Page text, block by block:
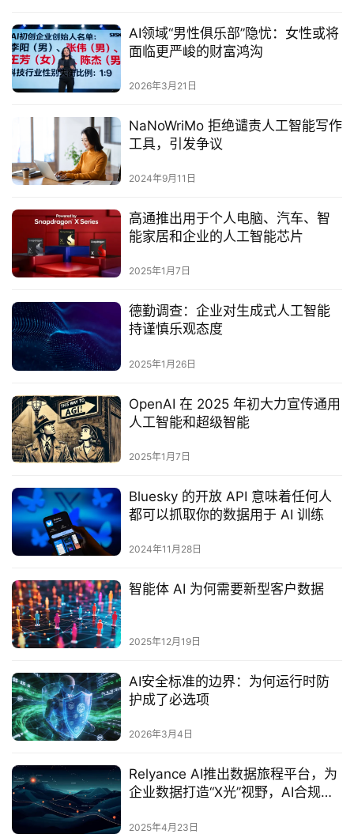
AI领域“男性俱乐部”隐忧：女性或将
面临更严峻的财富鸿沟
2026年3月21日
NaNoWriMo 拒绝谴责人工智能写作
工具，引发争议
2024年9月11日
高通推出用于个人电脑、汽车、智
能家居和企业的人工智能芯片
2025年1月7日
德勤调查：企业对生成式人工智能
持谨慎乐观态度
2025年1月26日
OpenAI 在 2025 年初大力宣传通用
人工智能和超级智能
2025年1月7日
Bluesky 的开放 API 意味着任何人
都可以抓取你的数据用于 AI 训练
2024年11月28日
智能体 AI 为何需要新型客户数据
2025年12月19日
AI安全标准的边界：为何运行时防
护成了必选项
2026年3月4日
‌Relyance AI推出数据旅程平台，为
企业数据打造“X光”视野，AI合规时
2025年4月23日